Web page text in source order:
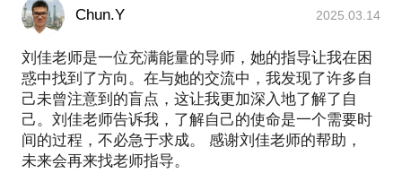
【讲师介绍】我是主讲人刘佳，殷睐学堂创始人，毕
业于清华大学，获工科学士，管理学博士，具有10年
世界五百强外企管理&咨询经验。我是一位盖洛普全
球授证的优势教练（Gallup-Certified Strength
Coach），出于对天赋优势领域的热爱和不断的耕
耘，已成为中国大陆最有影响力的优势教练之一，也
被誉为生涯领域“最有洞察力、最具支持力”的优势教
练。现专注于为职场人士提供优势教练、生涯规划培
专栏作家；清华大学经济管理学员职业发展优势专
家；北京大学心理系特邀优势讲师；《中国妇女杂
志》职场专家；同时也是圈外商学院、网易云课堂、
馒头商学院等机构的特邀讲师。
我相信，每个人都有独一无二的天赋，它是人生巨大
的宝藏，等待我们去探寻和发现。很多人一生都让天
赋沉睡在那里，但是也有一些人用天赋撬动了热爱的
事业和生活、构建出了独特的优势、并创造出人生真
Chun.Y 2025.03.14
刘佳老师是一位充满能量的导师，她的指导让我在困
惑中找到了方向。在与她的交流中，我发现了许多自
己未曾注意到的盲点，这让我更加深入地了解了自
己。刘佳老师告诉我，了解自己的使命是一个需要时
间的过程，不必急于求成。 感谢刘佳老师的帮助，
未来会再来找老师指导。